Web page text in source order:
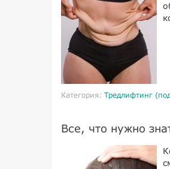
Категория: Тредлифтинг
Все, что нужно